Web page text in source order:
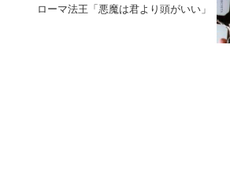
ローマ法王「悪魔は君より頭がいい」